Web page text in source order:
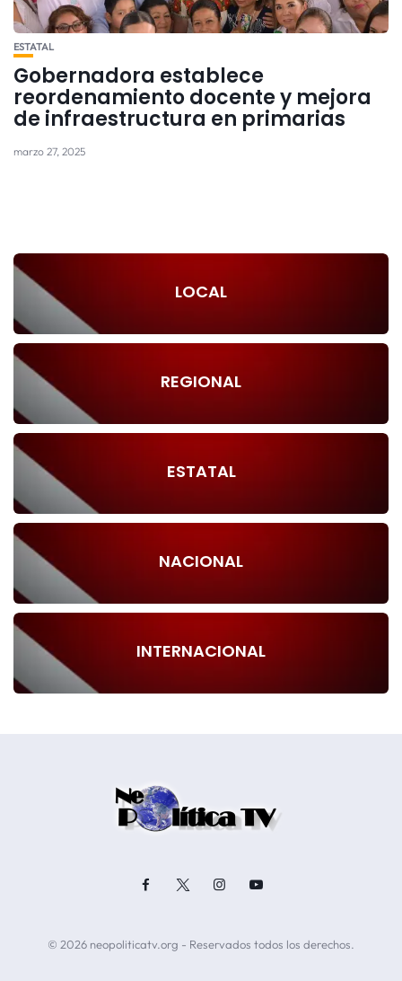
ESTATAL
Gobernadora establece
reordenamiento docente y mejora
de infraestructura en primarias
marzo 27, 2025
LOCAL
REGIONAL
ESTATAL
NACIONAL
INTERNACIONAL
© 2026 neopoliticatv.org - Reservados todos los derechos.